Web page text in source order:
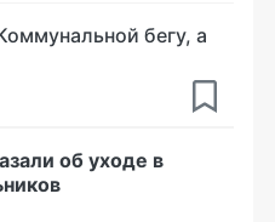
бегу, а
об уходе в